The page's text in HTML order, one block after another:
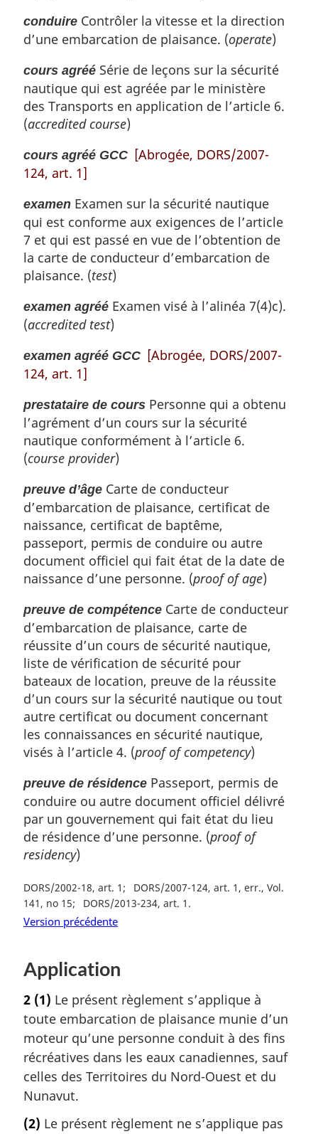
e
p
g
conduire Contrôler la vitesse et la direction
d’une embarcation de plaisance. (operate)
cours agréé Série de leçons sur la sécurité
nautique qui est agréée par le ministère
des Transports en application de l’article 6.
(accredited course)
cours agréé GCC [Abrogée, DORS/2007-
124, art. 1]
examen Examen sur la sécurité nautique
qui est conforme aux exigences de l’article
7 et qui est passé en vue de l’obtention de
la carte de conducteur d’embarcation de
plaisance. (test)
examen agréé Examen visé à l’alinéa 7(4)c).
(accredited test)
examen agréé GCC [Abrogée, DORS/2007-
124, art. 1]
prestataire de cours Personne qui a obtenu
l’agrément d’un cours sur la sécurité
nautique conformément à l’article 6.
(course provider)
preuve d’âge Carte de conducteur
d’embarcation de plaisance, certificat de
naissance, certificat de baptême,
passeport, permis de conduire ou autre
document officiel qui fait état de la date de
naissance d’une personne. (proof of age)
preuve de compétence Carte de conducteur
d’embarcation de plaisance, carte de
réussite d’un cours de sécurité nautique,
liste de vérification de sécurité pour
bateaux de location, preuve de la réussite
d’un cours sur la sécurité nautique ou tout
autre certificat ou document concernant
les connaissances en sécurité nautique,
visés à l’article 4. (proof of competency)
preuve de résidence Passeport, permis de
conduire ou autre document officiel délivré
par un gouvernement qui fait état du lieu
de résidence d’une personne. (proof of
residency)
DORS/2002-18, art. 1
DORS/2007-124, art. 1, err., Vol.
141, no 15
DORS/2013-234, art. 1
Version précédente
Application
2 (1) Le présent règlement s’applique à
toute embarcation de plaisance munie d’un
moteur qu’une personne conduit à des fins
récréatives dans les eaux canadiennes, sauf
celles des Territoires du Nord-Ouest et du
Nunavut.
(2) Le présent règlement ne s’applique pas